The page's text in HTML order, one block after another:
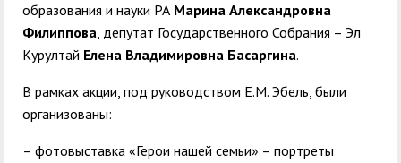
образования и науки РА Марина Александровна
Филиппова, депутат Государственного Собрания – Эл
Курултай Елена Владимировна Басаргина.
В рамках акции, под руководством Е.М. Эбель, были
организованы:
– фотовыставка «Герои нашей семьи» – портреты